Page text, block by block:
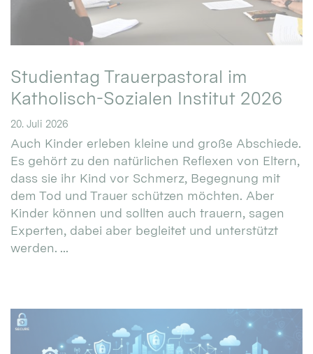
Studientag Trauerpastoral im
Katholisch-Sozialen Institut 2026
20. Juli 2026
Auch Kinder erleben kleine und große Abschiede.
Es gehört zu den natürlichen Reflexen von Eltern,
dass sie ihr Kind vor Schmerz, Begegnung mit
dem Tod und Trauer schützen möchten. Aber
Kinder können und sollten auch trauern, sagen
Experten, dabei aber begleitet und unterstützt
werden. ...